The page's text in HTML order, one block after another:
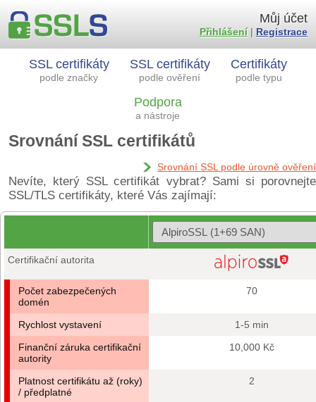
SSL certifikáty
podle značky
SSL certifikáty
podle ověření
Certifikáty
podle typu
Podpora
a nástroje
Můj účet
Přihlášení| Registrace
Srovnání SSL certifikátů
Srovnání SSL podle úrovně ověření
Nevíte, který SSL certifikát vybrat? Sami si porovnejte
SSL/TLS certifikáty, které Vás zajímají:
Certifikační autorita
Počet zabezpečených
domén
70
Rychlost vystavení
1-5 min
Finanční záruka certifikační
autority
10,000 Kč
Platnost certifikátu až (roky)
/ předplatné
2